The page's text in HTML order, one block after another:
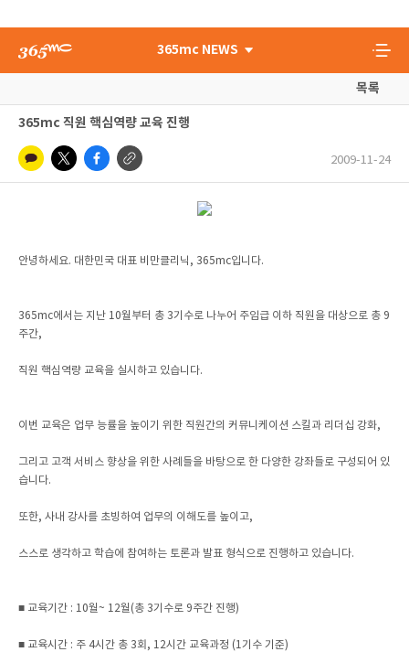
365mc NEWS
목록
365mc 직원 핵심역량 교육 진행
2009-11-24
안녕하세요. 대한민국 대표 비만클리닉, 365mc입니다.
365mc에서는 지난 10월부터 총 3기수로 나누어 주임급 이하 직원을 대상으로 총 9
주간,
직원 핵심역량 교육을 실시하고 있습니다.
이번 교육은 업무 능률을 높이기 위한 직원간의 커뮤니케이션 스킬과 리더십 강화,
그리고 고객 서비스 향상을 위한 사례들을 바탕으로 한 다양한 강좌들로 구성되어 있
습니다.
또한, 사내 강사를 초빙하여 업무의 이해도를 높이고,
스스로 생각하고 학습에 참여하는 토론과 발표 형식으로 진행하고 있습니다.
■ 교육기간 : 10월~ 12월(총 3기수로 9주간 진행)
■ 교육시간 : 주 4시간 총 3회, 12시간 교육과정 (1기수 기준)